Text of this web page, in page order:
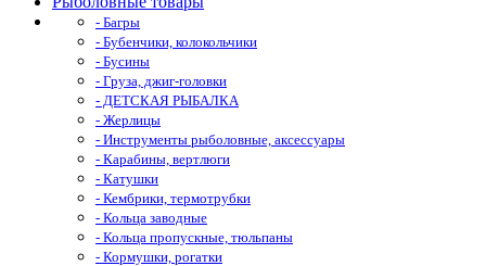
- Багры
- Бубенчики, колокольчики
- Бусины
- Груза, джиг-головки
- ДЕТСКАЯ РЫБАЛКА
- Жерлицы
- Инструменты рыболовные, аксессуары
- Карабины, вертлюги
- Катушки
- Кембрики, термотрубки
- Кольца заводные
- Кольца пропускные, тюльпаны
- Кормушки, рогатки